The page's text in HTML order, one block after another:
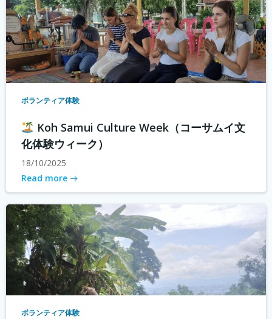
ボランティア体験
Koh Samui Culture Week（コーサムイ文
化体験ウィーク）
18/10/2025
Read more
ボランティア体験